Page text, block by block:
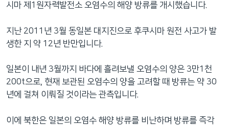
시마 제1원자력발전소 오염수의 해양 방류를 개시했습니다.
지난 2011년 3월 동일본 대지진으로 후쿠시마 원전 사고가 발
생한 지 약 12년 반만입니다.
일본이 내년 3월까지 바다에 흘려보낼 오염수의 양은 3만1천
200t으로, 현재 보관된 오염수의 양을 고려할 때 방류는 약 30
년에 걸쳐 이뤄질 것이라는 관측입니다.
이에 북한은 일본의 오염수 해양 방류를 비난하며 방류를 즉각